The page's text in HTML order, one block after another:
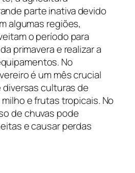
parte inativa devido
algumas regiões,
o período para
primavera e realizar a
No
é um mês crucial
diversas culturas de
e frutas tropicais. No
de chuvas pode
e causar perdas